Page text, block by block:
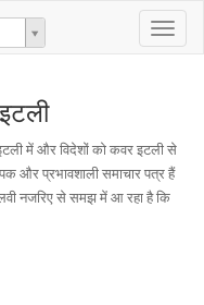
Toggle
इटली
में और विदेशों को कवर इटली से
और प्रभावशाली समाचार पत्र हैं
नजरिए से समझ में आ रहा है कि